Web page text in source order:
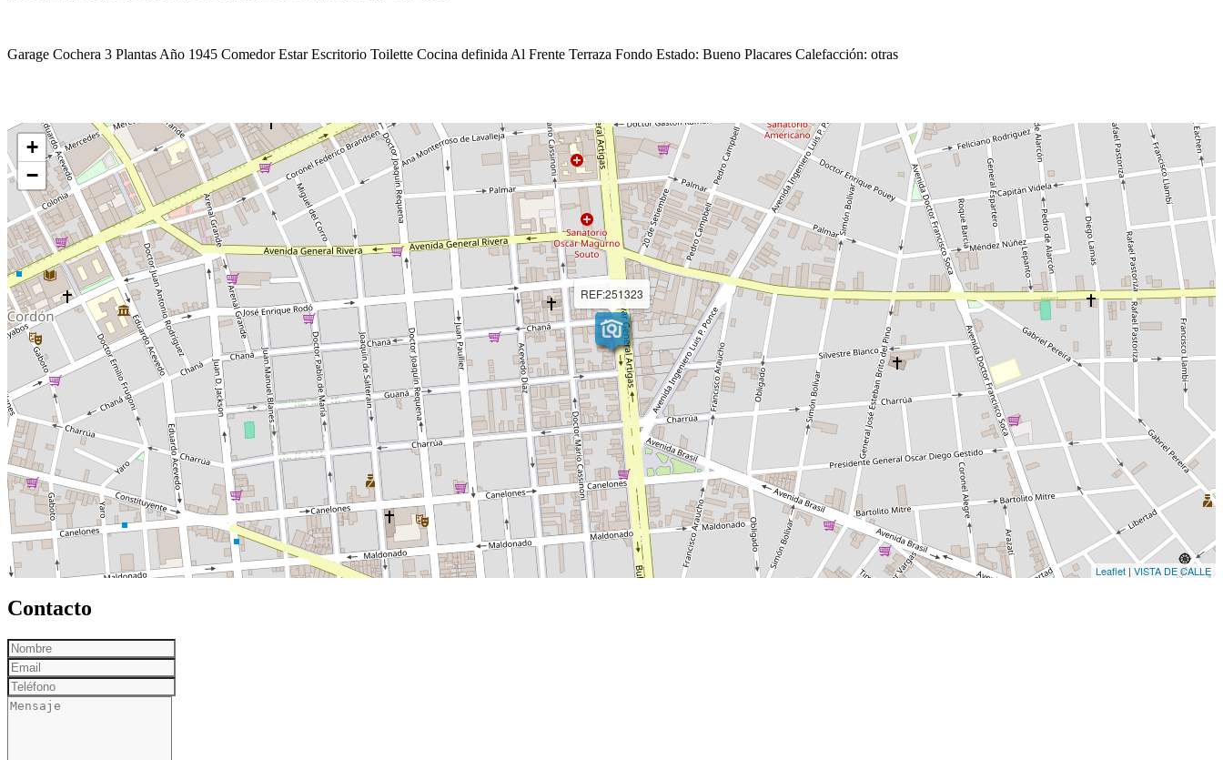
Garage Cochera 3 Plantas Año 1945 ComedorEstarEscritorio Toilette Cocina definida Al Frente Terraza Fondo Estado: Bueno Placares Calefacción: otras
REF:251323
+
−
Leaflet | VISTA DE CALLE
Contacto